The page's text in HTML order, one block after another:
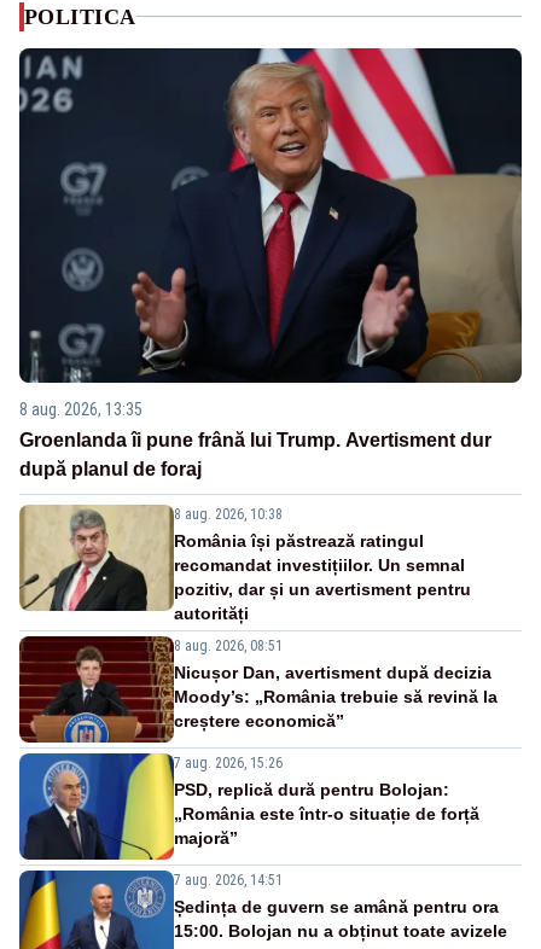
POLITICA
8 aug. 2026, 13:35
Groenlanda îi pune frână lui Trump. Avertisment dur
după planul de foraj
8 aug. 2026, 10:38
România își păstrează ratingul
recomandat investițiilor. Un semnal
pozitiv, dar și un avertisment pentru
autorități
8 aug. 2026, 08:51
Nicușor Dan, avertisment după decizia
Moody’s: „România trebuie să revină la
creștere economică”
7 aug. 2026, 15:26
PSD, replică dură pentru Bolojan:
„România este într-o situație de forță
majoră”
7 aug. 2026, 14:51
Ședința de guvern se amână pentru ora
15:00. Bolojan nu a obținut toate avizele